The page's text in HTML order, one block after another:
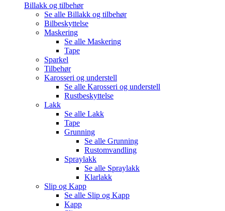
Billakk og tilbehør
Se alle Billakk og tilbehør
Bilbeskyttelse
Maskering
Se alle Maskering
Tape
Sparkel
Tilbehør
Karosseri og understell
Se alle Karosseri og understell
Rustbeskyttelse
Lakk
Se alle Lakk
Tape
Grunning
Se alle Grunning
Rustomvandling
Spraylakk
Se alle Spraylakk
Klarlakk
Slip og Kapp
Se alle Slip og Kapp
Kapp